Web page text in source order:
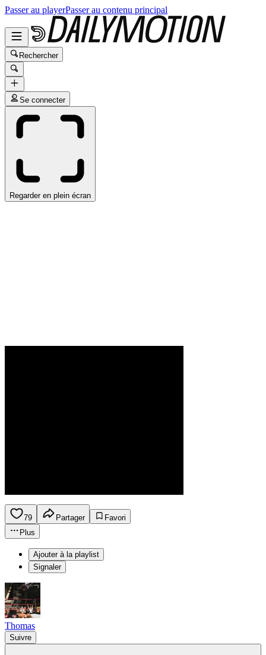
Passer au playerPasser au contenu principal
Rechercher
Se connecter
Regarder en plein écran
79 Partager
Favori
Plus
Ajouter à la playlist
Signaler
Thomas
Suivre